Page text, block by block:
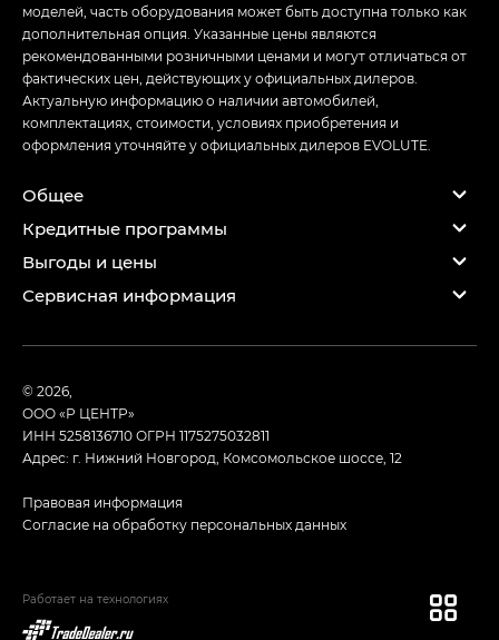
моделей, часть оборудования может быть доступна только как
дополнительная опция. Указанные цены являются
рекомендованными розничными ценами и могут отличаться от
фактических цен, действующих у официальных дилеров.
Актуальную информацию о наличии автомобилей,
комплектациях, стоимости, условиях приобретения и
оформления уточняйте у официальных дилеров EVOLUTE.
Общее
Кредитные программы
Выгоды и цены
Сервисная информация
© 2026,
ООО «Р ЦЕНТР»
ИНН 5258136710ОГРН 1175275032811
Адрес: г. Нижний Новгород, Комсомольское шоссе, 12
Правовая информация
Согласие на обработку персональных данных
Работает на технологиях